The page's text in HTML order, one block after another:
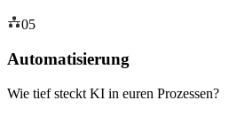
05
Automatisierung
Wie tief steckt KI in euren Prozessen?